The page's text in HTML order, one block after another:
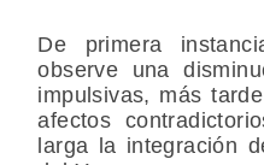
De primera
observe una
impulsivas, más
afectos
larga la integración